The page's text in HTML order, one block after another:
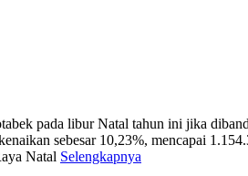
pada libur Natal tahun ini jika
sebesar 10,23%, mencapai
Natal Selengkapnya